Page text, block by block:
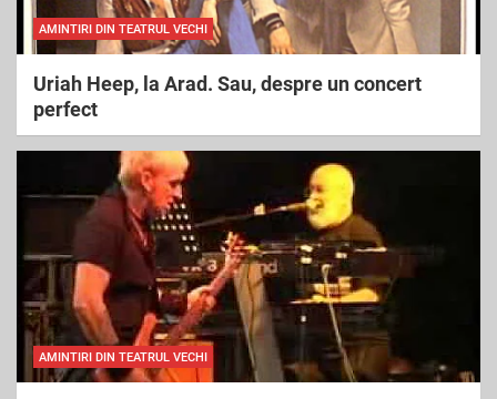
AMINTIRI DIN TEATRUL VECHI
Uriah Heep, la Arad. Sau, despre un concert
perfect
AMINTIRI DIN TEATRUL VECHI